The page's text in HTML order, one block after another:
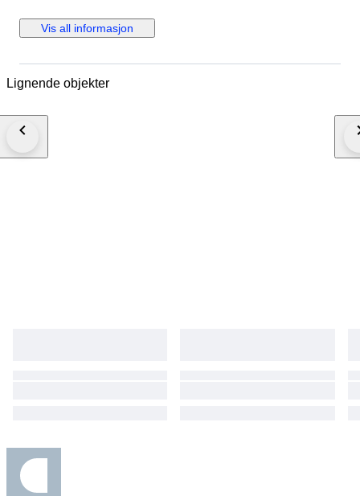
ct stimati totali. 6 topazi gialli taglio rotondo per 0.18 ct stimati totali.
Grammi:11.06 Misura anello italiana.15.5 Misura anello francese: 55.5
spedito in astuccio regalo con spedizione tracciata e assicurata. Verrà
pietre e dell’oro. Oggetto lavorato a mano con gambo in oro e struttura
il pacco viene consegnato nelle 24-48 ore salvo imprevisti operativi. Le
la formazione naturale, offrendo elevata purezza e caratteristiche simili
Vis all informasjon
Lignende objekter